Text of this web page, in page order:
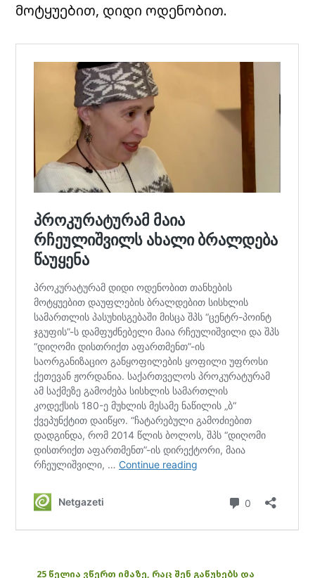
მოტყუებით, დიდი ოდენობით.
25 წელია ვწერთ იმაზე, რაც შენ გაწუხებს და